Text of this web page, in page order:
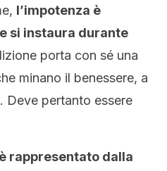
l’impotenza è
si instaura durante
porta con sé una
minano il benessere, a
pertanto essere
rappresentato dalla